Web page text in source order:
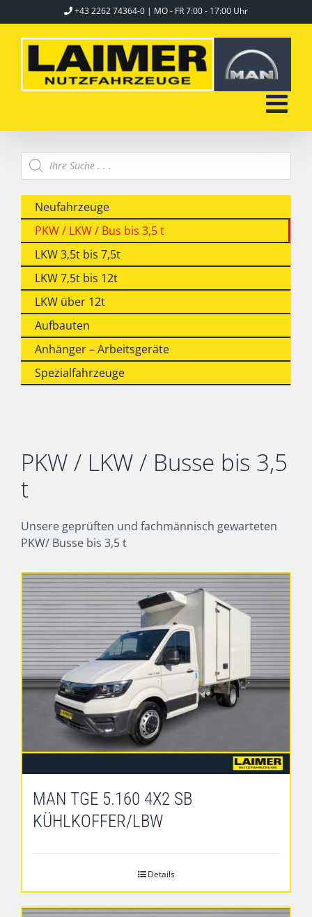
to
content
+43 2262 74364-0 | MO - FR 7:00 - 17:00 Uhr
PKW / LKW / Busse bis 3,5
t
Unsere geprüften und fachmännisch gewarteten
PKW/ Busse bis 3,5 t
MAN TGE 5.160 4X2 SB
KÜHLKOFFER/LBW
Details
Products
search
Neufahrzeuge
PKW / LKW / Bus bis 3,5 t
LKW 3,5t bis 7,5t
LKW 7,5t bis 12t
LKW über 12t
Aufbauten
Anhänger – Arbeitsgeräte
Spezialfahrzeuge